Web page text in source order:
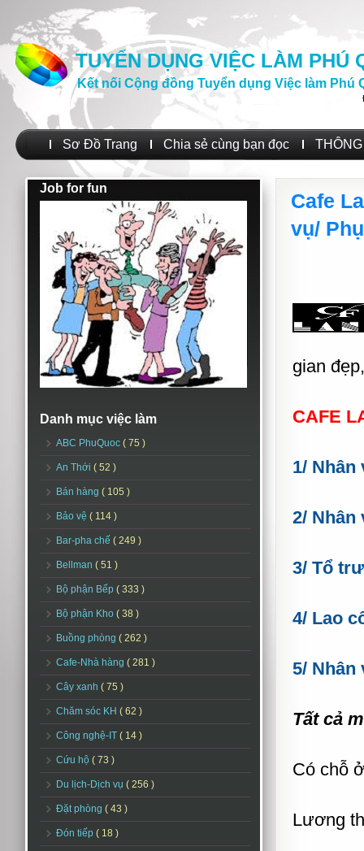
TUYỂN DỤNG VIỆC LÀM PHÚ
Kết nối Cộng đồng Tuyển dụng Việc làm Phú
Sơ Đồ Trang Chia sẻ cùng bạn đọc
Job for fun
Danh mục việc làm
ABC PhuQuoc ( 75 )
An Thới ( 52 )
Bán hàng ( 105 )
Bảo vệ ( 114 )
Bar-pha chế ( 249 )
Bellman ( 51 )
Bộ phận Bếp ( 333 )
Bộ phận Kho ( 38 )
Buồng phòng ( 262 )
Cafe-Nhà hàng ( 281 )
Cây xanh ( 75 )
Chăm sóc KH ( 62 )
Công nghệ-IT ( 14 )
Cứu hộ ( 73 )
Du lịch-Dịch vụ ( 256 )
Đặt phòng ( 43 )
Đón tiếp ( 18 )
Cafe
vụ/
gian
CAFE
1/
2/ Nhân
3/ Tổ
4/ Lao
5/ Nhân
Tất cả
Có chỗ
Lương